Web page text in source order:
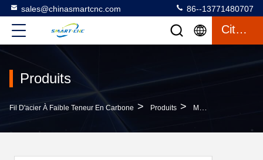
sales@chinasmartcnc.com 86--13771480707
Citation
Produits
Fil D'acier À Faible Teneur En Carbone > Produits > Machine De Cisaillement Hydraulique De Commande Numérique Par Ordinateur